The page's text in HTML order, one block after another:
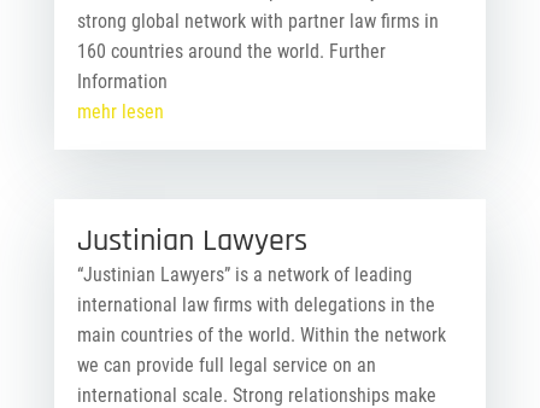
strong global network with partner law firms in
160 countries around the world. Further
Information
mehr lesen
Justinian Lawyers
“Justinian Lawyers” is a network of leading
international law firms with delegations in the
main countries of the world. Within the network
we can provide full legal service on an
international scale. Strong relationships make